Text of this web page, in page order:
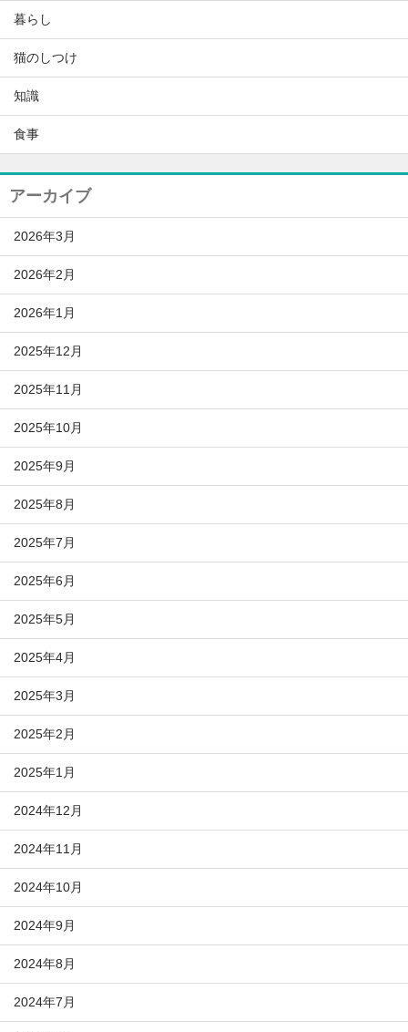
暮らし
猫のしつけ
知識
食事
アーカイブ
2026年3月
2026年2月
2026年1月
2025年12月
2025年11月
2025年10月
2025年9月
2025年8月
2025年7月
2025年6月
2025年5月
2025年4月
2025年3月
2025年2月
2025年1月
2024年12月
2024年11月
2024年10月
2024年9月
2024年8月
2024年7月